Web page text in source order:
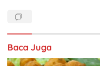
Baca Juga